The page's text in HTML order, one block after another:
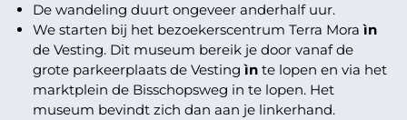
De wandeling duurt ongeveer anderhalf uur.
We starten bij het bezoekerscentrum Terra Mora ìn
de Vesting. Dit museum bereik je door vanaf de
grote parkeerplaats de Vestingìn te lopen en via het
marktplein de Bisschopsweg in te lopen. Het
museum bevindt zich dan aan je linkerhand.